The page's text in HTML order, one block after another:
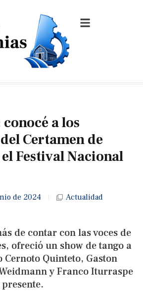
a los
Certamen de
Festival Nacional
de 2024 Actualidad
de contar con las voces de
ofreció un show de tango a
Cernoto Quinteto, Gaston
y Franco Iturraspe